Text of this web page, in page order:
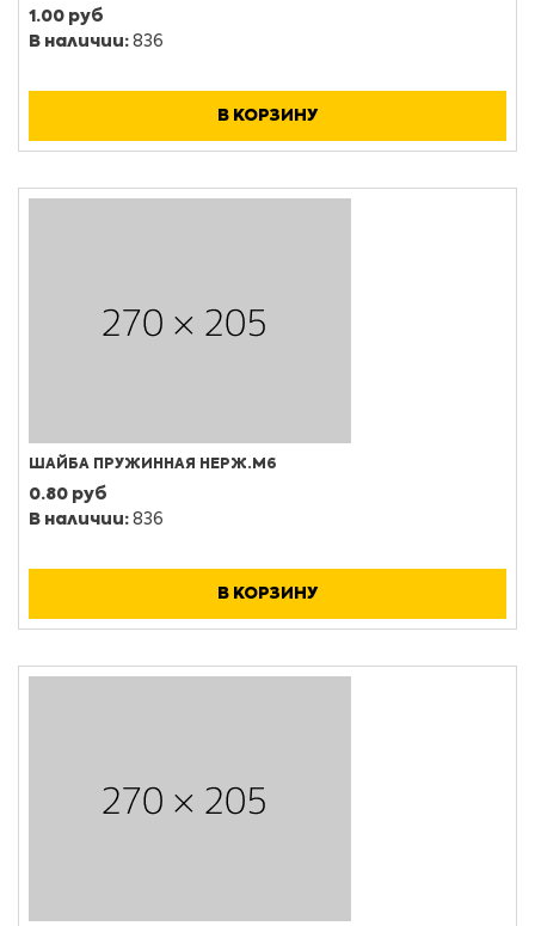
1.00 руб
В наличии: 836
В КОРЗИНУ
ШАЙБА ПРУЖИННАЯ НЕРЖ.М6
0.80 руб
В наличии: 836
В КОРЗИНУ